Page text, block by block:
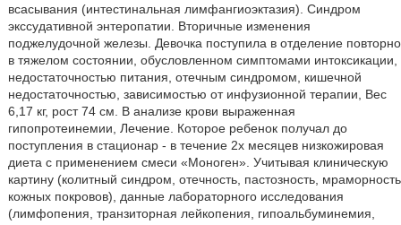
всасывания (интестинальная лимфангиоэктазия). Синдром
экссудативной энтеропатии. Вторичные изменения
поджелудочной железы. Девочка поступила в отделение повторно
в тяжелом состоянии, обусловленном симптомами интоксикации,
недостаточностью питания, отечным синдромом, кишечной
недостаточностью, зависимостью от инфузионной терапии, Вес
6,17 кг, рост 74 см. В анализе крови выраженная
гипопротеинемии, Лечение. Которое ребенок получал до
поступления в стационар - в течение 2х месяцев низкожировая
диета с применением смеси «Моноген». Учитывая клиническую
картину (колитный синдром, отечность, пастозность, мраморность
кожных покровов), данные лабораторного исследования
(лимфопения, транзиторная лейкопения, гипоальбуминемия,